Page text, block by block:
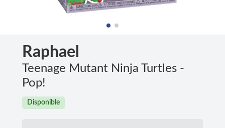
Raphael
Teenage Mutant Ninja Turtles -
Pop!
Disponible